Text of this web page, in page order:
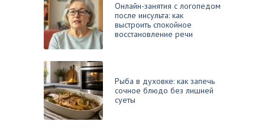
Онлайн-занятия с логопедом
после инсульта: как
выстроить спокойное
восстановление речи
Рыба в духовке: как запечь
сочное блюдо без лишней
суеты